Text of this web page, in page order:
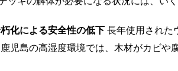
化による安全性の低下 長年使用された
児島の高湿度環境では、木材がカビや